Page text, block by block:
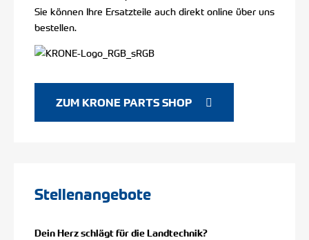
Sie können Ihre Ersatzteile auch direkt online über uns
bestellen.
ZUM KRONE PARTS SHOP
Stellenangebote
Dein Herz schlägt für die Landtechnik?